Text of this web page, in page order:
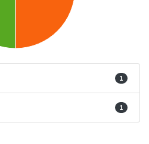
1
1